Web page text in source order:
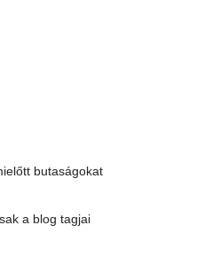
butaságokat
a blog tagjai